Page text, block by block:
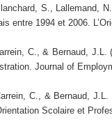
S., Lallemand,
entre 1994 et 2006.
C., & Bernaud, J.L.
Journal of
C., & Bernaud,
Scolaire et